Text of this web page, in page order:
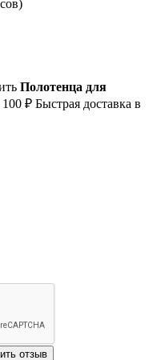
Полотенца для
100 ₽ Быстрая доставка в